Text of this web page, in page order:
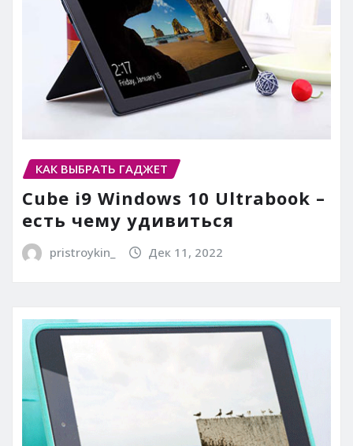
КАК ВЫБРАТЬ ГАДЖЕТ
Cube i9 Windows 10 Ultrabook –
есть чему удивиться
pristroykin_ Дек 11, 2022